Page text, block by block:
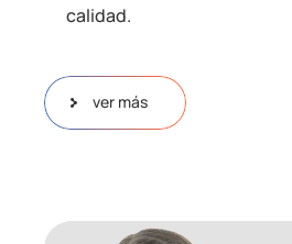
calidad.
ver más